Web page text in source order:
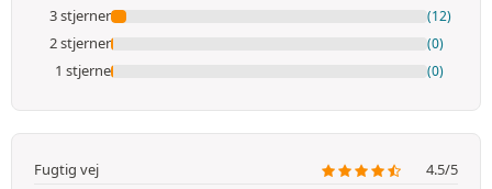
3 stjerner (12)
2 stjerner (0)
1 stjerne (0)
Fugtig vej
4.5/5